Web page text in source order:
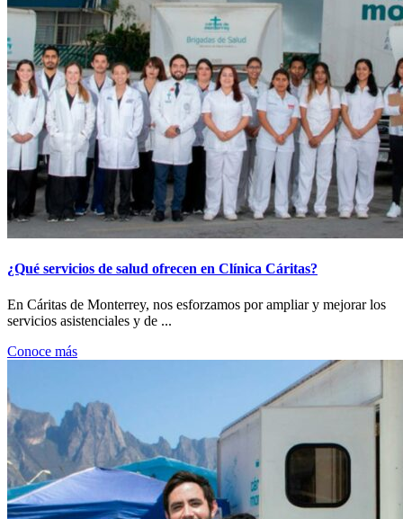
¿Qué servicios de salud ofrecen en Clínica Cáritas?
En Cáritas de Monterrey, nos esforzamos por ampliar y mejorar los
servicios asistenciales y de ...
Conoce más